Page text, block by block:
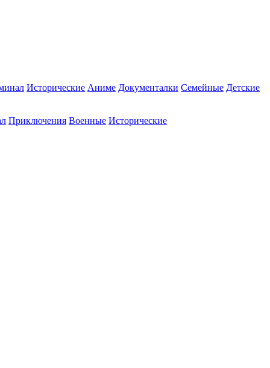
Исторические Аниме Документалки Семейные Детские
Приключения Военные Исторические